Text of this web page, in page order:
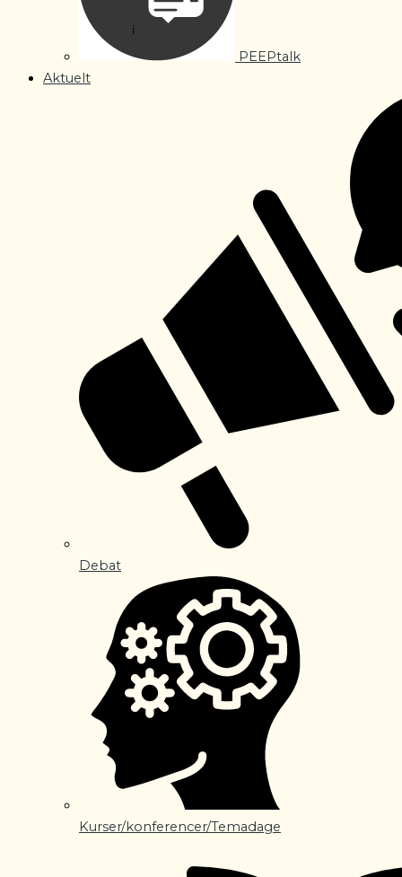
PEEPtalk
Aktuelt
Debat
Kurser/konferencer/Temadage